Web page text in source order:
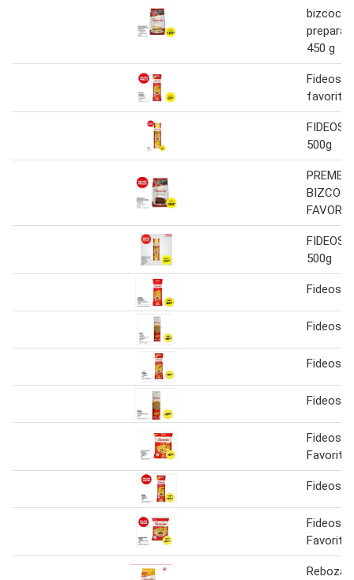
450 g
Fideos
favorita
FIDEOS
500g
FIDEOS
500g
Fideos
Fideos
Fideos
Fideos
Fideos
Favorita
Fideos
Fideos
Favorita